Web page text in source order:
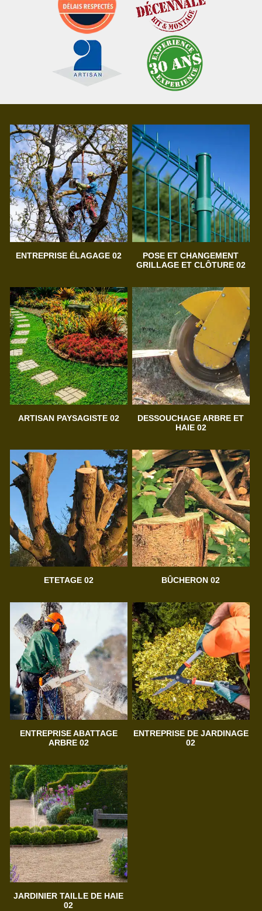
ENTREPRISE ÉLAGAGE 02
POSE ET CHANGEMENT
GRILLAGE ET CLÔTURE 02
ARTISAN PAYSAGISTE 02
DESSOUCHAGE ARBRE ET
HAIE 02
ETETAGE 02 BÛCHERON 02
ENTREPRISE ABATTAGE
ARBRE 02
ENTREPRISE DE JARDINAGE
02
JARDINIER TAILLE DE HAIE
02